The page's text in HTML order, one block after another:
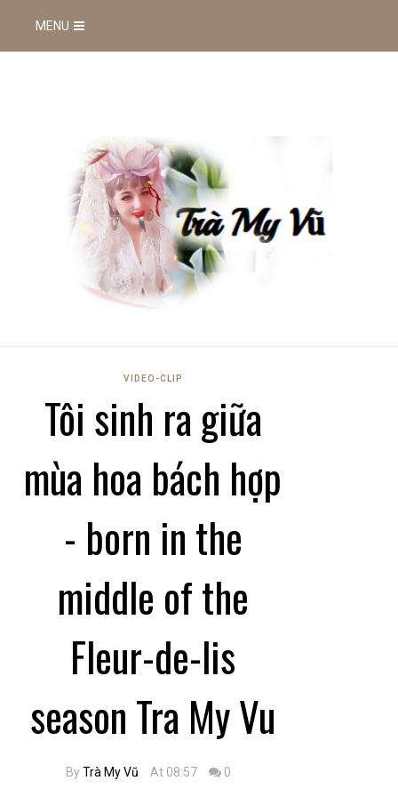
MENU
VIDEO-CLIP
Tôi sinh ra giữa
mùa hoa bách hợp
- born in the
middle of the
Fleur-de-lis
season Tra My Vu
ByTrà My Vũ At 08:57 0